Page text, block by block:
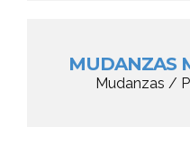
MUDANZAS
Mudanzas /